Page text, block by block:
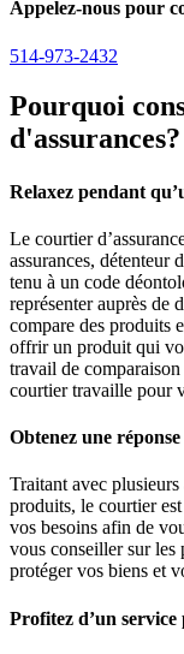
Appelez-nous pour
514-973-2432
Pourquoi
d'assurances?
Relaxez pendant
Le courtier
assurances, détenteur
tenu à un code
représenter auprès de
compare des produits
offrir un produit qui
travail de
courtier travaille pour
Obtenez une
Traitant avec
produits, le courtier
vos besoins afin de
vous conseiller sur les
protéger vos biens et
Profitez d’un service